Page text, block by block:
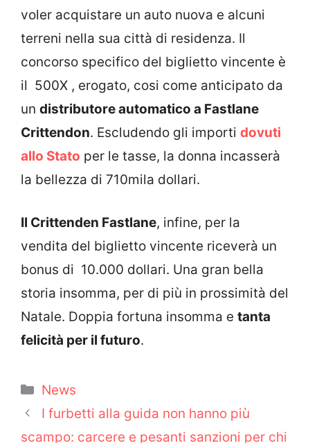
voler acquistare un auto nuova e alcuni
terreni nella sua città di residenza. Il
concorso specifico del biglietto vincente è
il 500X , erogato, cosi come anticipato da
un distributore automatico a Fastlane
Crittendon. Escludendo gli importi dovuti
allo Stato per le tasse, la donna incasserà
la bellezza di 710mila dollari.
Il Crittenden Fastlane, infine, per la
vendita del biglietto vincente riceverà un
bonus di 10.000 dollari. Una gran bella
storia insomma, per di più in prossimità del
Natale. Doppia fortuna insomma e tanta
felicità per il futuro.
Categorie
News
I furbetti alla guida non hanno più
scampo: carcere e pesanti sanzioni per chi